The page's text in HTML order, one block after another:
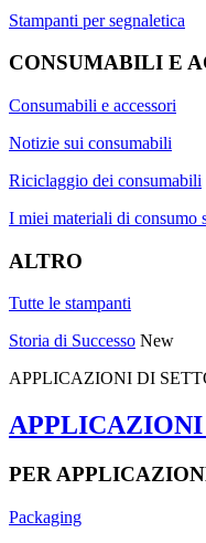
Stampanti per segnaletica
CONSUMABILI E
Consumabili e accessori
Notizie sui consumabili
Riciclaggio dei consumabili
I miei materiali di consumo
ALTRO
Tutte le stampanti
Storia di Successo New
APPLICAZIONI DI
APPLICAZIONI
PER
Packaging